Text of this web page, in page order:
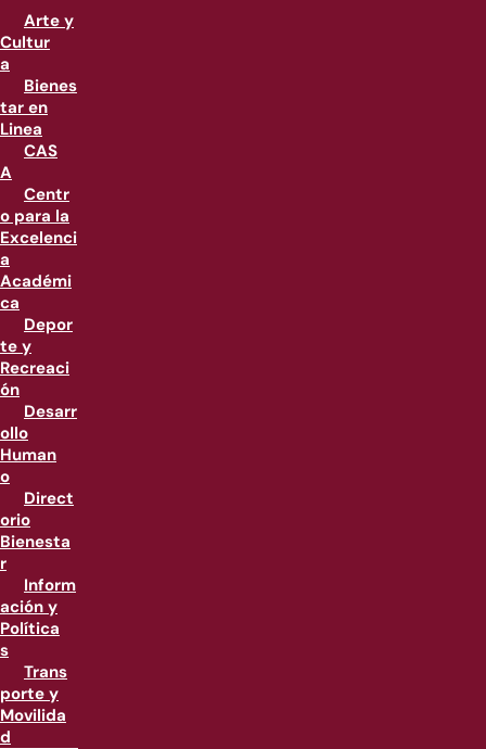
Arte y
Cultur
a
Bienes
tar en
Linea
CAS
A
Centr
o para la
Excelenci
a
Académi
ca
Depor
te y
Recreaci
ón
Desarr
ollo
Human
o
Direct
orio
Bienesta
r
Inform
ación y
Política
s
Trans
porte y
Movilida
d